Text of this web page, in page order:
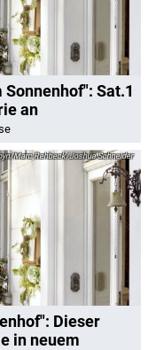
Sat.1
an
Marc Rehbeck/Joshua Schneider
Dieser
in neuem